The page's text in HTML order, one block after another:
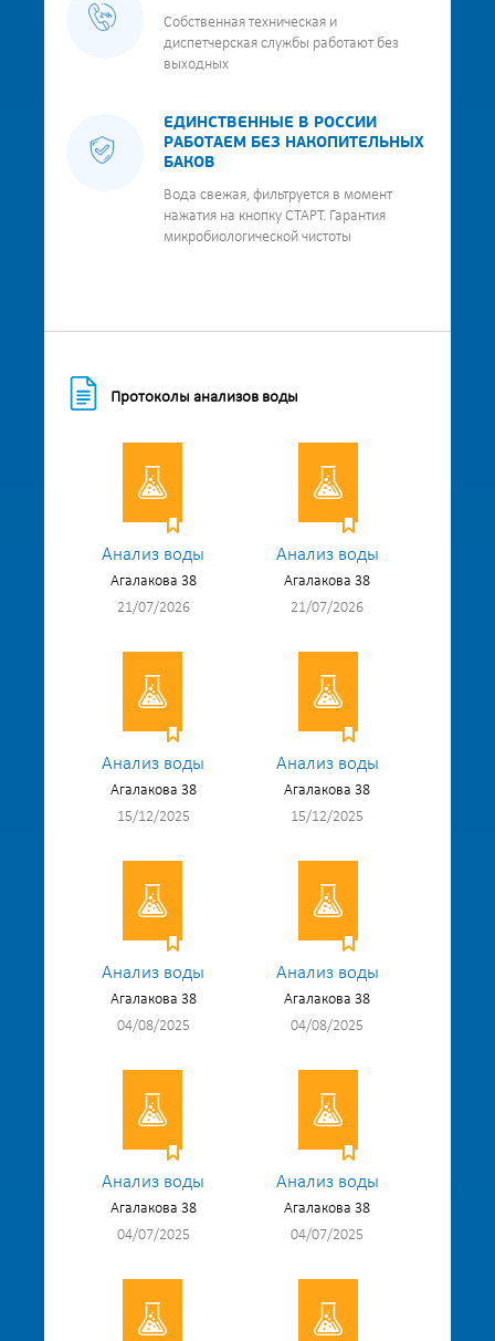
Собственная техническая и
диспетчерская службы работают без
выходных
ЕДИНСТВЕННЫЕ В РОССИИ
РАБОТАЕМ БЕЗ НАКОПИТЕЛЬНЫХ
БАКОВ
Вода свежая, фильтруется в момент
нажатия на кнопку СТАРТ. Гарантия
микробиологической чистоты
Протоколы анализов воды
Анализ воды
Агалакова 38
21/07/2026
Анализ воды
Агалакова 38
21/07/2026
Анализ воды
Агалакова 38
15/12/2025
Анализ воды
Агалакова 38
15/12/2025
Анализ воды
Агалакова 38
04/08/2025
Анализ воды
Агалакова 38
04/08/2025
Анализ воды
Агалакова 38
04/07/2025
Анализ воды
Агалакова 38
04/07/2025